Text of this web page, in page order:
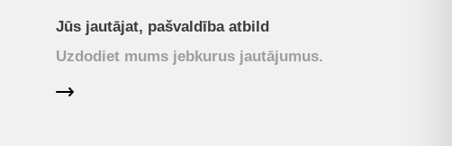
Jūs jautājat, pašvaldība atbild
Uzdodiet mums jebkurus jautājumus.